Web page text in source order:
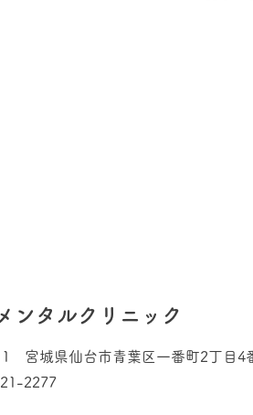
ンタルクリニック
宮城県仙台市青葉区一番町2丁目4
2277